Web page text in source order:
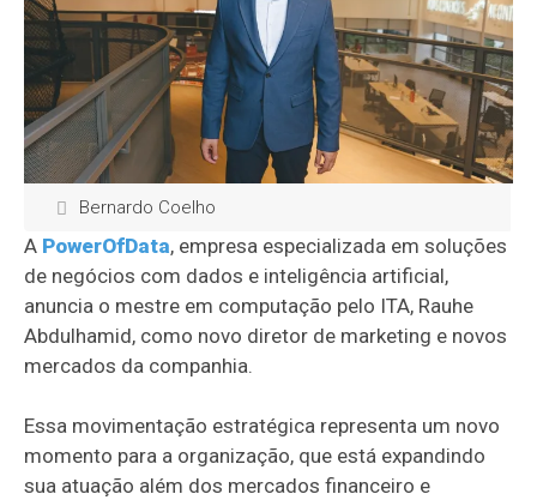
Bernardo Coelho
A PowerOfData, empresa especializada em soluções
de negócios com dados e inteligência artificial,
anuncia o mestre em computação pelo ITA, Rauhe
Abdulhamid, como novo diretor de marketing e novos
mercados da companhia.
Essa movimentação estratégica representa um novo
momento para a organização, que está expandindo
sua atuação além dos mercados financeiro e